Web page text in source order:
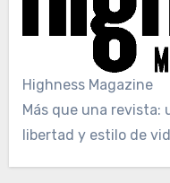
Highness Magazine
Más que una revista:
libertad y estilo de